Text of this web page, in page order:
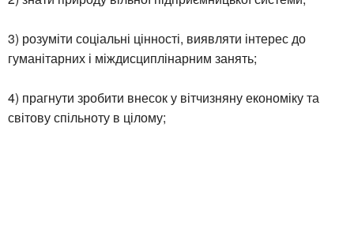
3) розуміти соціальні цінності, виявляти інтерес до
гуманітарних і міждисциплінарним занять;
4) прагнути зробити внесок у вітчизняну економіку та
світову спільноту в цілому;